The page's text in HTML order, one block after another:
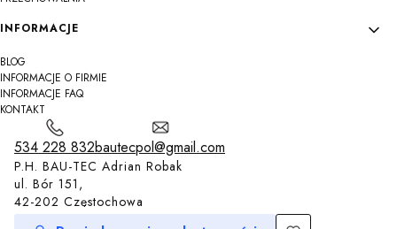
INFORMACJE
BLOG
INFORMACJE O FIRMIE
INFORMACJE FAQ
KONTAKT
534 228 832bautecpol@gmail.com
P.H. BAU-TEC Adrian Robak
ul. Bór 151,
42-202 Częstochowa